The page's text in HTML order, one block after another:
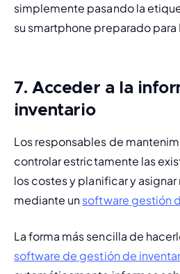
simplemente pasando la
su smartphone preparado para
7. Acceder a la
inventario
Los responsables de
controlar estrictamente las
los costes y planificar y
mediante un software gestión
software de gestión de